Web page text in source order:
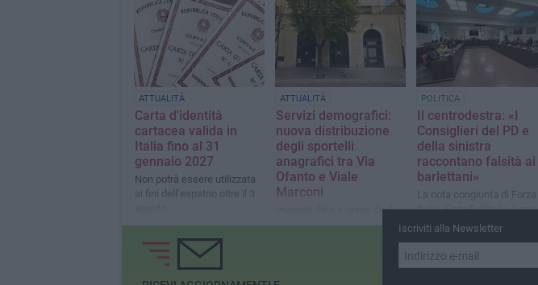
socializzazione
ATTUALITÀ
Carta d'identità
cartacea valida in
Italia fino al 31
gennaio 2027
Non potrà essere utilizzata
ai fini dell’espatrio oltre il 3
ATTUALITÀ
Servizi demografici:
nuova distribuzione
degli sportelli
anagrafici tra Via
Ofanto e Viale
Marconi
Invariati data e orario degli
appuntamenti già prenotati,
POLITICA
Il centrodestra: «I
Consiglieri del PD e
della sinistra
raccontano falsità ai
barlettani»
La nota congiunta di Forza
Italia, Fratelli d'Italia, Lega,
Noi Moderati, Cannito
Iscriviti alla Newsletter